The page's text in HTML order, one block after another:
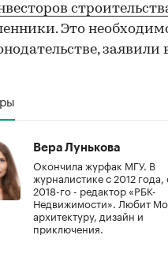
Это
Вера Лунькова
Окончила журфак МГУ. В
журналистике с 2012 года,
2018-го - редактор «РБК-
Недвижимости». Любит
архитектуру, дизайн и
приключения.